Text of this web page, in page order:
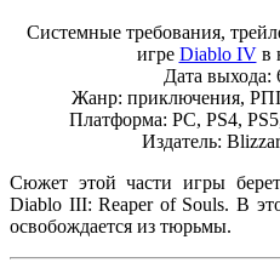
Системные требования,
игре Diablo IVв
Дата
Жанр: приключения,
Платформа: PC, PS4,
Издатель:
Сюжет этой части игры
Diablo III: Reaper of Souls. В
освобождается из тюрьмы.